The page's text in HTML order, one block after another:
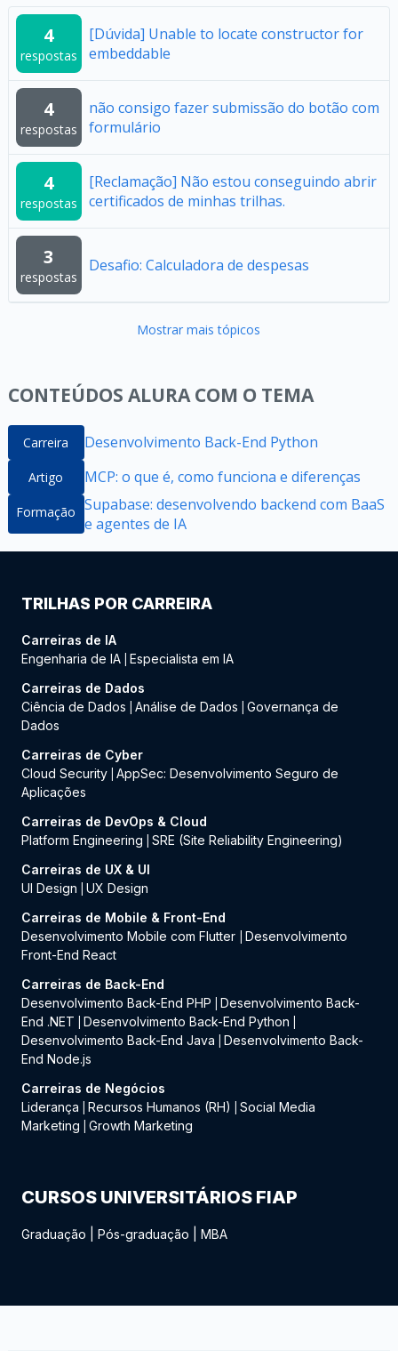
4
respostas
[Dúvida] Unable to locate constructor for
embeddable
4
respostas
não consigo fazer submissão do botão com
formulário
4
respostas
[Reclamação] Não estou conseguindo abrir
certificados de minhas trilhas.
3
respostas
Desafio: Calculadora de despesas
Mostrar mais tópicos
CONTEÚDOS ALURA COM O TEMA
Carreira Desenvolvimento Back-End Python
Artigo MCP: o que é, como funciona e diferenças
Formação Supabase: desenvolvendo backend com BaaS
e agentes de IA
TRILHAS POR CARREIRA
Carreiras de IA
Engenharia de IA Especialista em IA
Carreiras de Dados
Ciência de Dados
Análise de Dados
Governança de
Dados
Carreiras de Cyber
Cloud Security AppSec: Desenvolvimento Seguro de
Aplicações
Carreiras de DevOps & Cloud
Platform Engineering
SRE (Site Reliability Engineering)
Carreiras de UX & UI
UI Design
UX Design
Carreiras de Mobile & Front-End
Desenvolvimento Mobile com Flutter
Desenvolvimento
Front-End React
Carreiras de Back-End
Desenvolvimento Back-End PHP
Desenvolvimento Back-
End .NET
Desenvolvimento Back-End Python
Desenvolvimento Back-End Java
Desenvolvimento Back-
End Node.js
Carreiras de Negócios
Liderança
Recursos Humanos (RH)
Social Media
Marketing
Growth Marketing
CURSOS UNIVERSITÁRIOS FIAP
Graduação Pós-graduação MBA